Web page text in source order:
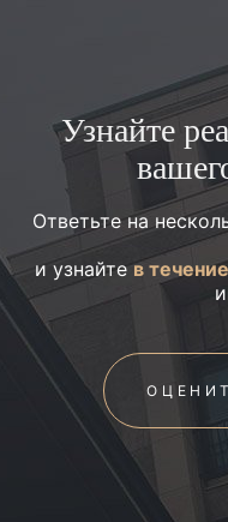
Узнайте
Ответьте на
и узнайтев